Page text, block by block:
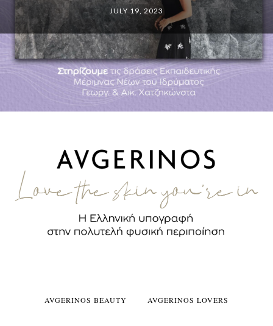
JULY 19, 2023
AVGERINOS BEAUTY AVGERINOS LOVERS